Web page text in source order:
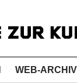
WEB-ARCHIV